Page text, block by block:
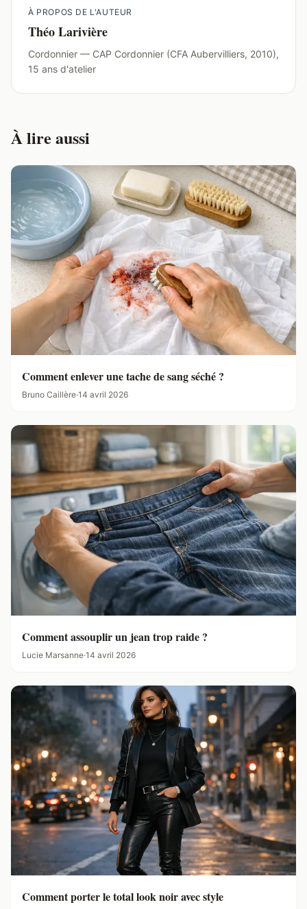
À PROPOS DE L'AUTEUR
Théo Larivière
Cordonnier — CAP Cordonnier (CFA Aubervilliers, 2010),
15 ans d'atelier
À lire aussi
Comment enlever une tache de sang séché ?
Bruno Caillère·14 avril 2026
Comment assouplir un jean trop raide ?
Lucie Marsanne·14 avril 2026
Comment porter le total look noir avec style